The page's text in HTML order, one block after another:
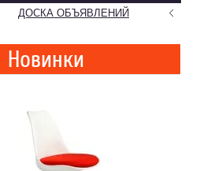
ДОСКА ОБЪЯВЛЕНИЙ
Новинки